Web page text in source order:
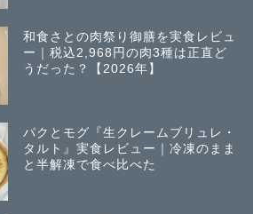
和食さとの肉祭り御膳を実食レビュ
ー｜税込2,968円の肉3種は正直ど
うだった？【2026年】
パクとモグ『生クレームブリュレ・
タルト』実食レビュー｜冷凍のまま
と半解凍で食べ比べた